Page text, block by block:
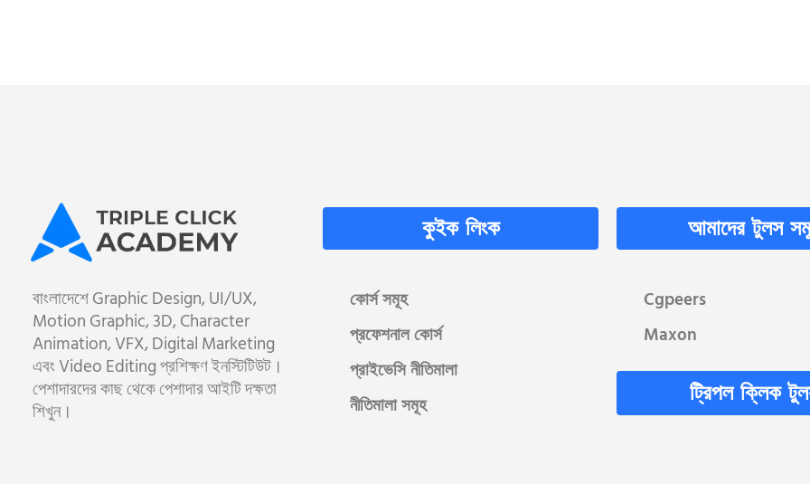
বাংলাদেশে Graphic Design, UI/UX,
Motion Graphic, 3D, Character
Animation, VFX, Digital Marketing
এবং Video Editing প্রশিক্ষণ ইনস্টিটিউট।
পেশাদারদের কাছ থেকে পেশাদার আইটি দক্ষতা
শিখুন।
কুইক লিংক
কোর্স সমূহ
প্রফেশনাল কোর্স
প্রাইভেসি নীতিমালা
নীতিমালা সমূহ
আমাদের টুলস
Cgpeers
Maxon
ট্রিপল ক্লিক